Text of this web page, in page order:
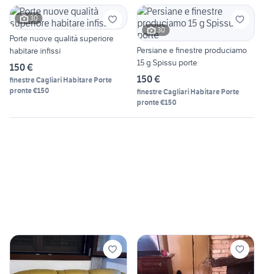
30
Porte nuove qualità superiore
habitare infissi
150 €
finestre Cagliari Habitare Porte
pronte €150
30
Persiane e finestre produciamo
15 g Spissu porte
150 €
finestre Cagliari Habitare Porte
pronte €150